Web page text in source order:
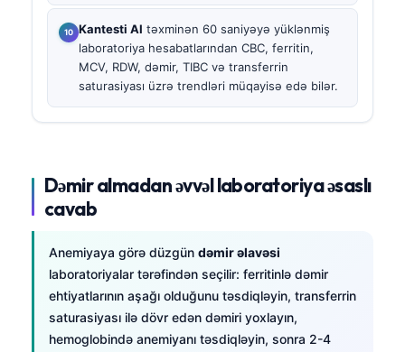
Kantesti AI təxminən 60 saniyəyə yüklənmiş
laboratoriya hesabatlarından CBC, ferritin,
MCV, RDW, dəmir, TIBC və transferrin
saturasiyası üzrə trendləri müqayisə edə bilər.
Dəmir almadan əvvəl laboratoriya əsaslı
cavab
Anemiyaya görə düzgün dəmir əlavəsi
laboratoriyalar tərəfindən seçilir: ferritinlə dəmir
ehtiyatlarının aşağı olduğunu təsdiqləyin, transferrin
saturasiyası ilə dövr edən dəmiri yoxlayın,
hemoglobində anemiyanı təsdiqləyin, sonra 2-4